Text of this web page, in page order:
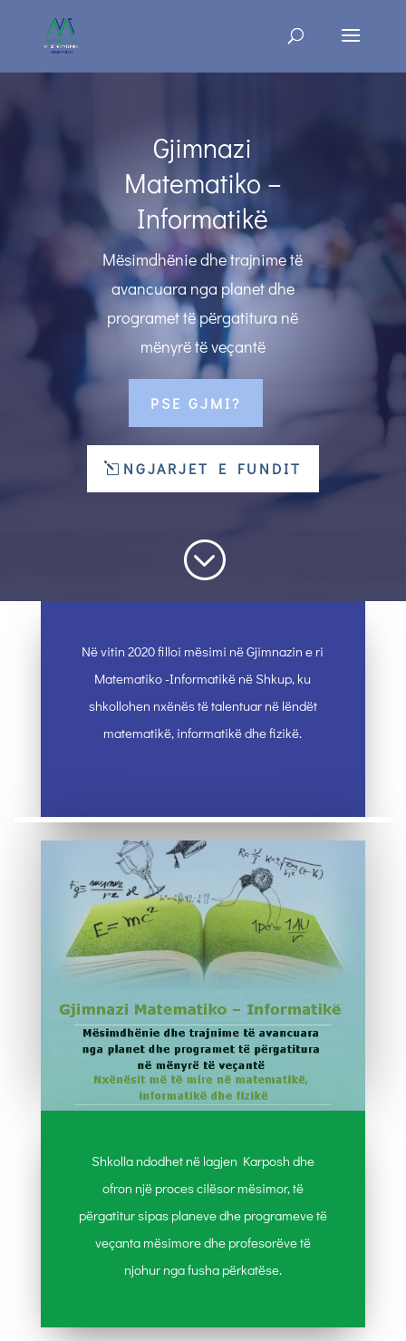
Gjimnazi
Matematiko –
Informatikë
Mësimdhënie dhe trajnime të
avancuara nga planet dhe
programet të përgatitura në
mënyrë të veçantë
PSE GJMI?
NGJARJET E FUNDIT
;
Në vitin 2020 filloi mësimi në Gjimnazin e ri
Matematiko -Informatikë në Shkup, ku
shkollohen nxënës të talentuar në lëndët
matematikë, informatikë dhe fizikë.
Shkolla ndodhet në lagjen Karposh dhe
ofron një proces cilësor mësimor, të
përgatitur sipas planeve dhe programeve të
veçanta mësimore dhe profesorëve të
njohur nga fusha përkatëse.